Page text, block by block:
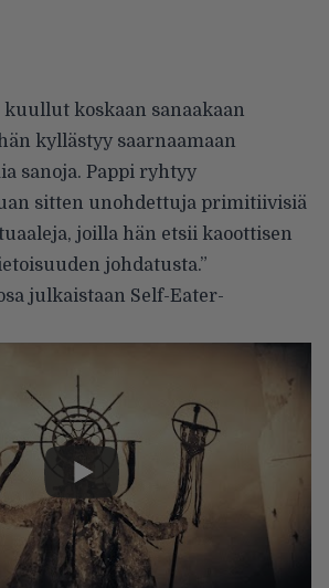
kuullut koskaan sanaakaan
kyllästyy saarnaamaan
sanoja. Pappi ryhtyy
sitten unohdettuja primitiivisiä
joilla hän etsii kaoottisen
johdatusta.”
julkaistaan Self-Eater-